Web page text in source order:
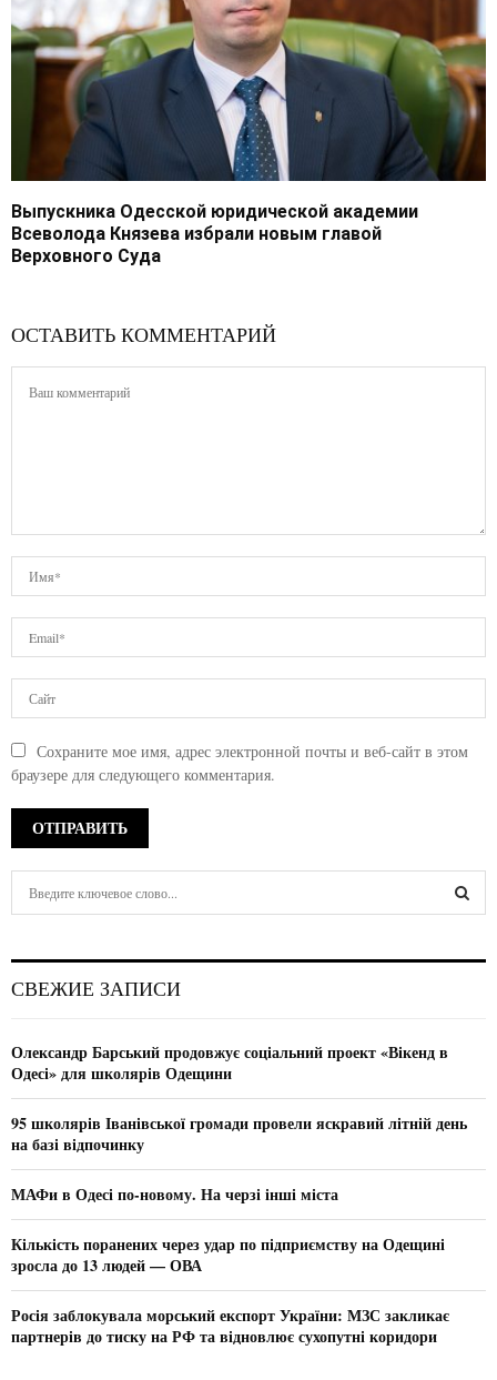
Выпускника Одесской юридической академии
Всеволода Князева избрали новым главой
Верховного Суда
ОСТАВИТЬ КОММЕНТАРИЙ
Сохраните мое имя, адрес электронной почты и веб-сайт в этом
браузере для следующего комментария.
h
o
r
СВЕЖИЕ ЗАПИСИ
Олександр Барський продовжує соціальний проект «Вікенд в
Одесі» для школярів Одещини
95 школярів Іванівської громади провели яскравий літній день
на базі відпочинку
МАФи в Одесі по-новому. На черзі інші міста
Кількість поранених через удар по підприємству на Одещині
зросла до 13 людей — ОВА
Росія заблокувала морський експорт України: МЗС закликає
партнерів до тиску на РФ та відновлює сухопутні коридори